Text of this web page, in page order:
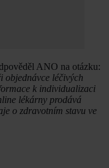
ANO na otázku:
objednávce léčivých
k individualizaci
lékárny prodává
o zdravotním stavu ve